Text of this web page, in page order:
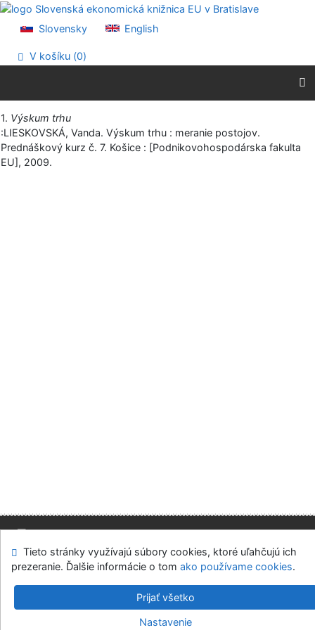
Prejsť na obsah
Prehlásenie o webovej prístupnosti
Slovensky English
V košíku (0)
Vytlačiť
1. Výskum trhu
:LIESKOVSKÁ, Vanda. Výskum trhu : meranie postojov.
Prednáškový kurz č. 7. Košice : [Podnikovohospodárska fakulta
EU], 2009.
Mapa stránok Prístupnosť
Súkromie
Modul OpenSearch
Napíšte nám Nastavenie cookies
Slovenská ekonomická knižnica EU v Bratislave
v.4.8.63a-Cosmotron Slovakia, s.r.o.
Tieto stránky využívajú súbory cookies, ktoré uľahčujú ich
prezeranie. Ďalšie informácie o tom ako používame cookies.
Prijať všetko
Nastavenie